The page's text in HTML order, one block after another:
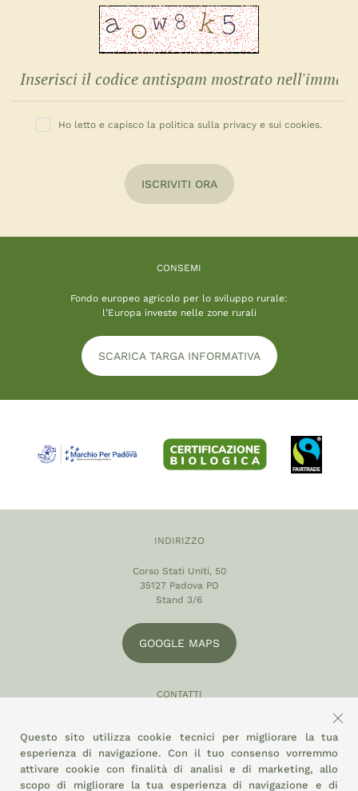
Ho letto e capisco la politica sulla privacy e sui cookies.
ISCRIVITI ORA
CONSEMI
Fondo europeo agricolo per lo sviluppo rurale:
l’Europa investe nelle zone rurali
SCARICA TARGA INFORMATIVA
INDIRIZZO
Corso Stati Uniti, 50
35127 Padova PD
Stand 3/6
GOOGLE MAPS
CONTATTI
info@eltamiso.it
Questo sito utilizza cookie tecnici per migliorare la tua
esperienza di navigazione. Con il tuo consenso vorremmo
attivare cookie con finalità di analisi e di marketing, allo
scopo di migliorare la tua esperienza di navigazione e di